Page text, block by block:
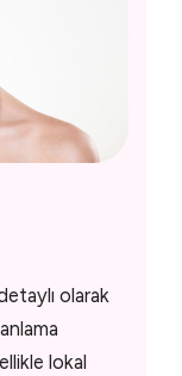
olarak
lokal